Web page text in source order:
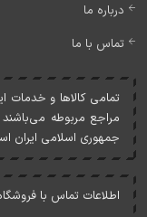
درباره ما
تماس با ما
تمامی کالاها و خدمات
مراجع مربوطه
جمهوری اسلامی ايران
اطلاعات تماس با